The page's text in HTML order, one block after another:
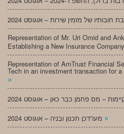
Representation of Mr. Uri Omid and
Establishing a New Insurance Company
Representation of AmTrust Financial
Tech in an investment transaction for
»
»